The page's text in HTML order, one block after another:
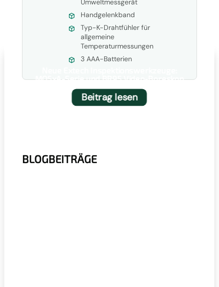
Umweltmessgerät
Handgelenkband
Typ-K-Drahtfühler für
allgemeine
Temperaturmessungen
3 AAA-Batterien
BLOGBEITRÄGE
MO5xA-Serie und BR95 Video-Boreskop
Beitrag lesen